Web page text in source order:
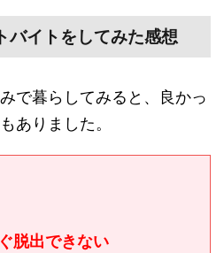
バイトをしてみた感想
で暮らしてみると、良かっ
ありました。
脱出できない